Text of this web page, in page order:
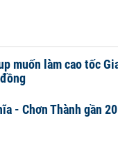
muốn làm cao tốc
- Chơn Thành gần